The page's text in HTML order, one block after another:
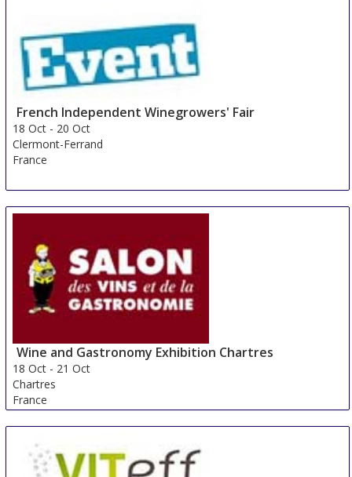
French Independent Winegrowers' Fair
18 Oct - 20 Oct
Clermont-Ferrand
France
Wine and Gastronomy Exhibition Chartres
18 Oct - 21 Oct
Chartres
France